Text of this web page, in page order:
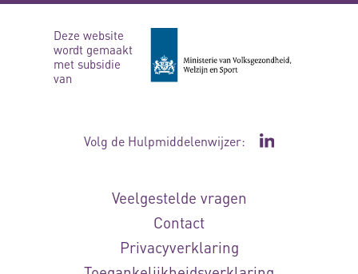
Deze website
wordt gemaakt
met subsidie
van
Volg de Hulpmiddelenwijzer: Ga naar de
Veelgestelde vragen
Contact
Privacyverklaring